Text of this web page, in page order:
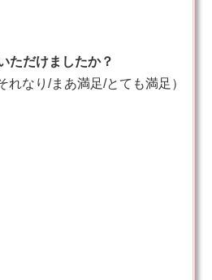
ただけましたか？
れなり/まあ満足/とても満足）